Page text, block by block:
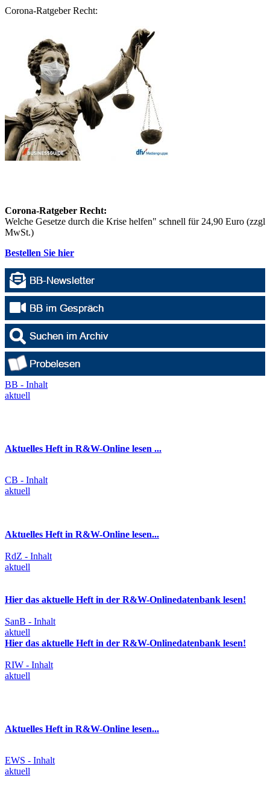
Corona-Ratgeber Recht:
Corona-Ratgeber Recht:
Welche Gesetze durch die Krise helfen" schnell für 24,90 Euro (zzgl
MwSt.)
Bestellen Sie hier
BB - Inhalt
aktuell
Aktuelles Heft in R&W-Online lesen ...
CB - Inhalt
aktuell
Aktuelles Heft in R&W-Online lesen...
RdZ - Inhalt
aktuell
Hier das aktuelle Heft in der R&W-Onlinedatenbank lesen!
SanB - Inhalt
aktuell
Hier das aktuelle Heft in der R&W-Onlinedatenbank lesen!
RIW - Inhalt
aktuell
Aktuelles Heft in R&W-Online lesen...
EWS - Inhalt
aktuell